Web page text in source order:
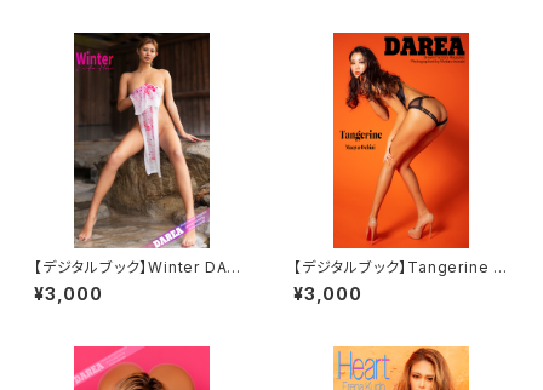
【デジタルブック】Winter DARE
A Dream Factory Magazine
¥3,000
【デジタルブック】Tangerine D
AREA Dream Factory Maga
zine
¥3,000